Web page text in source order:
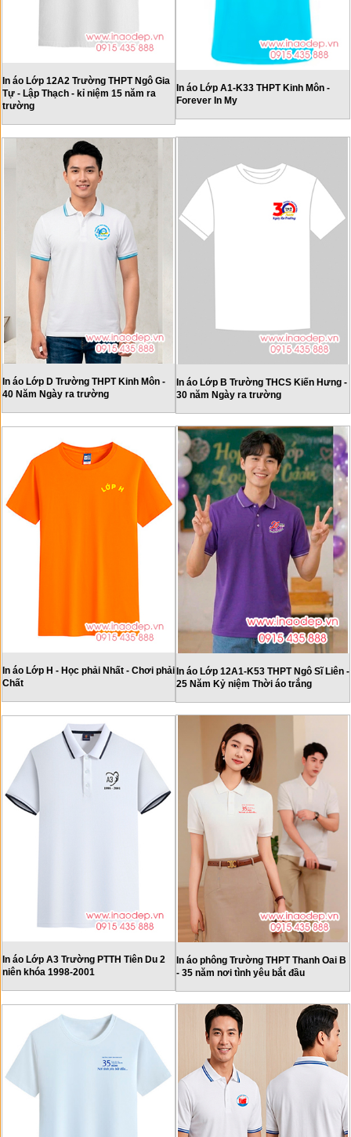
In áo Lớp 12A2 Trường THPT Ngô Gia
Tự - Lập Thạch - kỉ niệm 15 năm ra
trường
In áo Lớp A1-K33 THPT Kinh Môn -
Forever In My
In áo Lớp D Trường THPT Kinh Môn -
40 Năm Ngày ra trường
In áo Lớp B Trường THCS Kiến Hưng -
30 năm Ngày ra trường
In áo Lớp H - Học phải Nhất - Chơi phải
Chất
In áo Lớp 12A1-K53 THPT Ngô Sĩ Liên -
25 Năm Kỷ niệm Thời áo trắng
In áo Lớp A3 Trường PTTH Tiên Du 2
niên khóa 1998-2001
In áo phông Trường THPT Thanh Oai B
- 35 năm nơi tình yêu bắt đầu